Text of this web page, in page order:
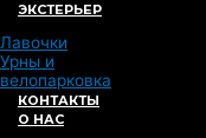
ЭКСТЕРЬЕР
Лавочки
Урны и
велопарковка
КОНТАКТЫ
О НАС